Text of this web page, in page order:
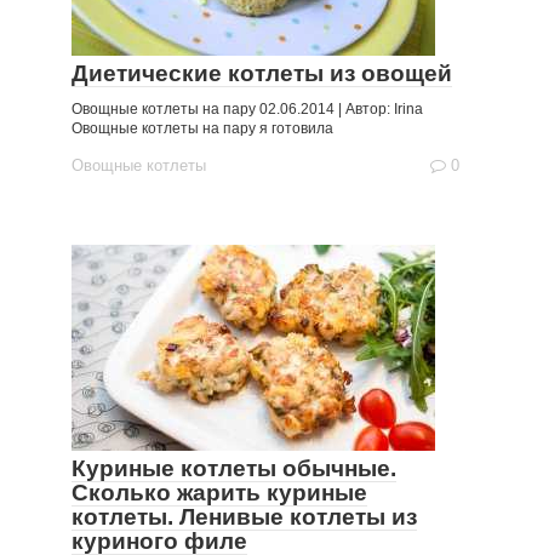
Диетические котлеты из овощей
Овощные котлеты на пару 02.06.2014 | Автор: Irina
Овощные котлеты на пару я готовила
Овощные котлеты 0
Куриные котлеты обычные.
Сколько жарить куриные
котлеты. Ленивые котлеты из
куриного филе